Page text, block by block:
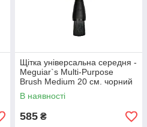
Щітка універсальна середня -
Meguiar`s Multi-Purpose
Brush Medium 20 см. чорний
(X210500EU)
В наявності
585 ₴